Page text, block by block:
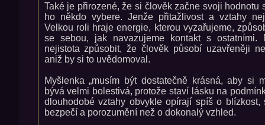
Také je přirozené, že si člověk začne svoji hodnotu
ho někdo vybere. Jenže přitažlivost a vztahy
Velkou roli hraje energie, kterou vyzařujeme,
se sebou, jak navazujeme kontakt s ostatními.
nejistota způsobit, že člověk působí uzavřeněji
aniž by si to uvědomoval.
Myšlenka „musím být dostatečně krásná, aby si
bývá velmi bolestivá, protože staví lásku na
dlouhodobé vztahy obvykle opírají spíš o blízkost,
bezpečí a porozumění než o dokonalý vzhled.